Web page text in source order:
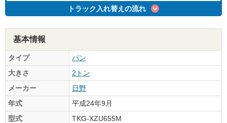
トラック入れ替えの流れ
基本情報
タイプ
バン
大きさ
2トン
メーカー
日野
年式
平成24年9月
型式
TKG-XZU655M